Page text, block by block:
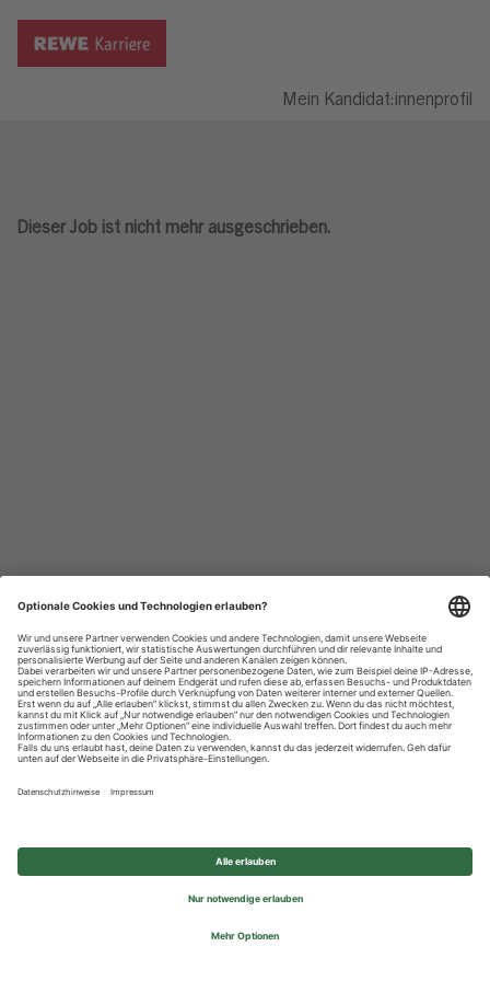
Mein Kandidat:innenprofil
Dieser Job ist nicht mehr ausgeschrieben.
Datenschutzhinweise
Impressum
Privatsphäre-Einstellungen
© 2026 REWE Group - All rights reserved